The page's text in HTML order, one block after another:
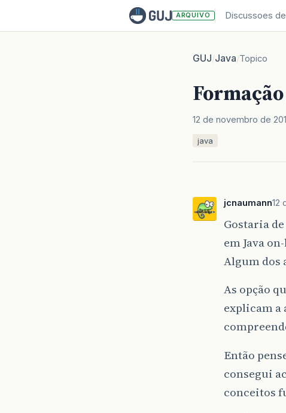
ARQUIVO Discussoes
GUJ/Java/Topico
Formação
12 de novembro de
java
jcnaumann12
Gostaria
em Java
Algum dos
As opção
explicam a
Então
consegui
conceitos